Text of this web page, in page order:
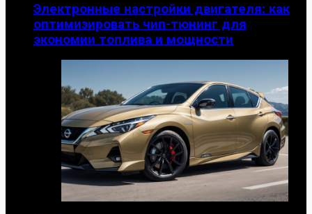
Электронные настройки двигателя: как
оптимизировать чип-тюнинг для
экономии топлива и мощности